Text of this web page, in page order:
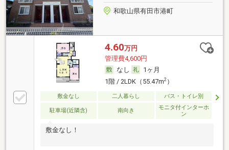
和歌山県有田市港町
4.60万円
管理費4,600円
なし
1ヶ月
1階 / 2LDK（55.47m2）
敷金なし 二人暮らし バス・トイレ別
駐車場(近隣含) 南向き
モニタ付インターホ
ン
敷金なし！